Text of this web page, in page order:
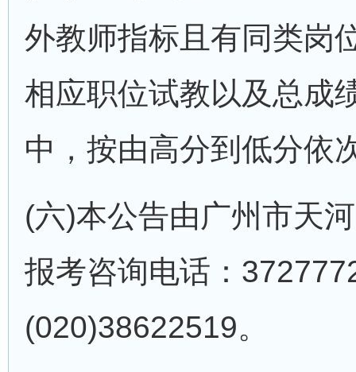
外教师指标且有同类岗
相应职位试教以及总成
中，按由高分到低分依
(六)本公告由广州市天
报考咨询电话：
(020)38622519。